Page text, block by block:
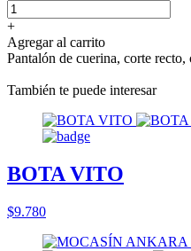
+
Agregar al carrito
Pantalón de cuerina, corte
También te puede interesar
BOTA VITO
$9.780